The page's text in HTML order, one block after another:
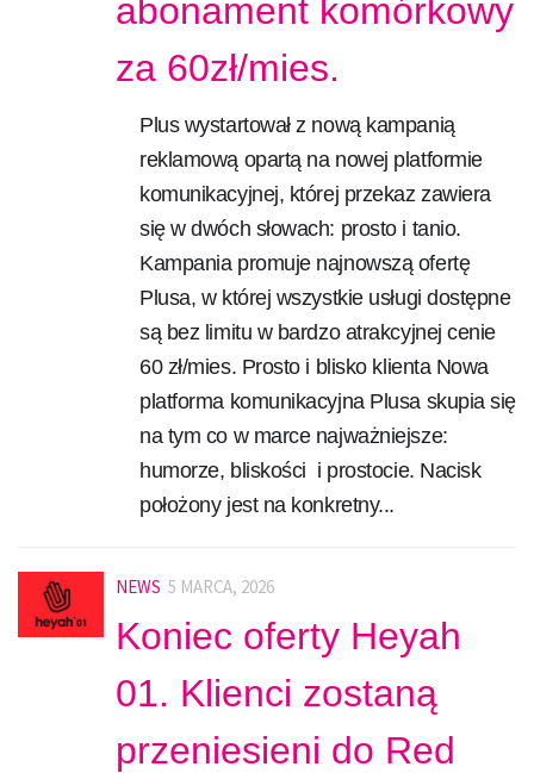
abonament komórkowy
za 60zł/mies.
Plus wystartował z nową kampanią
reklamową opartą na nowej platformie
komunikacyjnej, której przekaz zawiera
się w dwóch słowach: prosto i tanio.
Kampania promuje najnowszą ofertę
Plusa, w której wszystkie usługi dostępne
są bez limitu w bardzo atrakcyjnej cenie
60 zł/mies. Prosto i blisko klienta Nowa
platforma komunikacyjna Plusa skupia się
na tym co w marce najważniejsze:
humorze, bliskości i prostocie. Nacisk
położony jest na konkretny...
NEWS 5 MARCA, 2026
Koniec oferty Heyah
01. Klienci zostaną
przeniesieni do Red